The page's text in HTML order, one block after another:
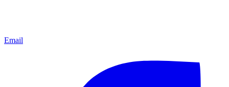
Email